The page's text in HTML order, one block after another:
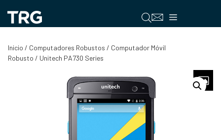
contenido
Menú
Inicio / Computadores Robustos / Computador Móvil
Robusto / Unitech PA730 Series